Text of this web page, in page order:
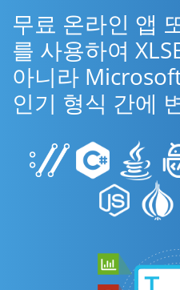
무료 온라인 앱
를 사용하여
아니라
인기 형식 간에